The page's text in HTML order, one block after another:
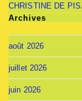
CHRISTINE DE
Archives
août 2026
juillet 2026
juin 2026